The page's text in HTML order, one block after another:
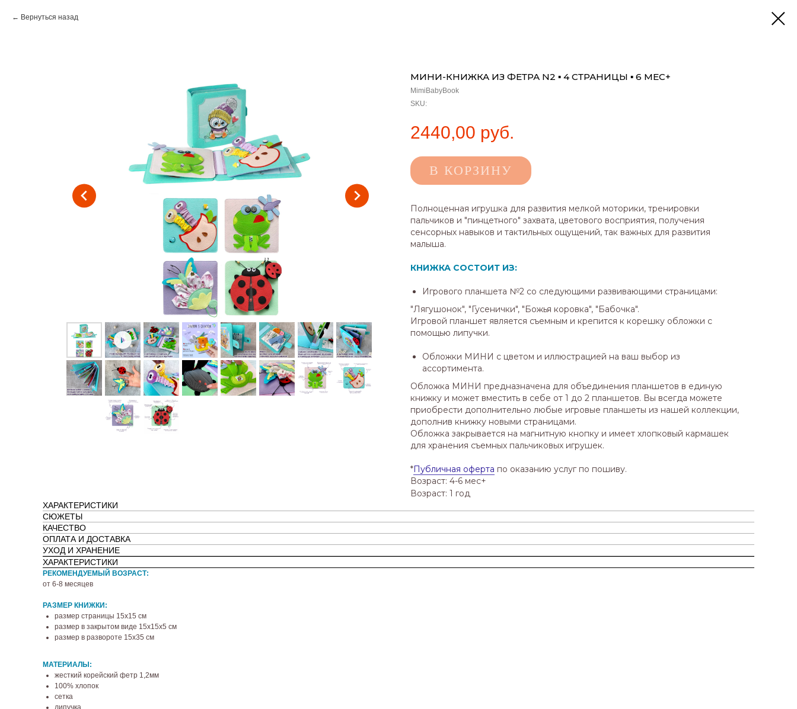
Вернуться назад
МИНИ-КНИЖКА ИЗ ФЕТРА N2 ▪ 4 СТРАНИЦЫ ▪ 6 МЕС+
MimiBabyBook
SKU:
2440,00 руб.
В КОРЗИНУ
Полноценная игрушка для развития мелкой моторики, тренировки
пальчиков и "пинцетного" захвата, цветового восприятия, получения
сенсорных навыков и тактильных ощущений, так важных для развития
малыша.
КНИЖКА СОСТОИТ ИЗ:
Игрового планшета №2 со следующими развивающими страницами:
"Лягушонок", "Гусенички", "Божья коровка", "Бабочка".
Игровой планшет является съемным и крепится к корешку обложки с
помощью липучки.
Обложки МИНИ с цветом и иллюстрацией на ваш выбор из
ассортимента.
Обложка МИНИ предназначена для объединения планшетов в единую
книжку и может вместить в себе от 1 до 2 планшетов. Вы всегда можете
приобрести дополнительно любые игровые планшеты из нашей коллекции,
дополнив книжку новыми страницами.
Обложка закрывается на магнитную кнопку и имеет хлопковый кармашек
для хранения съемных пальчиковых игрушек.
*Публичная оферта по оказанию услуг по пошиву.
Возраст: 4-6 мес+
Возраст: 1 год
ХАРАКТЕРИСТИКИ
СЮЖЕТЫ
КАЧЕСТВО
ОПЛАТА И ДОСТАВКА
УХОД И ХРАНЕНИЕ
ХАРАКТЕРИСТИКИ
РЕКОМЕНДУЕМЫЙ ВОЗРАСТ:
от 6-8 месяцев
РАЗМЕР КНИЖКИ:
размер страницы 15х15 см
размер в закрытом виде 15х15х5 см
размер в развороте 15х35 см
МАТЕРИАЛЫ:
жесткий корейский фетр 1,2мм
100% хлопок
сетка